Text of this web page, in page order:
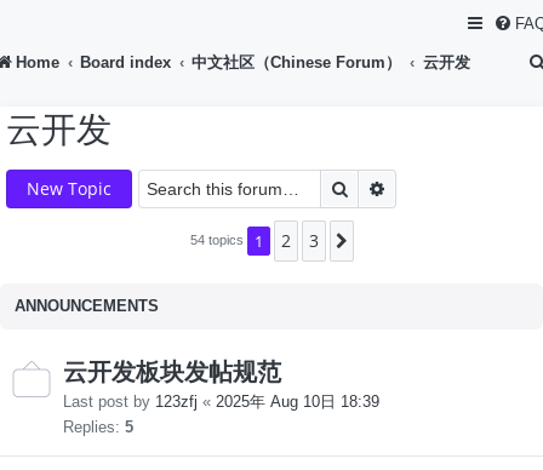
Home Board index 中文社区（Chinese Forum） 云开发
云开发
New Topic Search
54 topics 1 2 3
ANNOUNCEMENTS
云开发板块发帖规范
Last post by 123zfj « 2025年 Aug 10日 18:39
Replies: 5